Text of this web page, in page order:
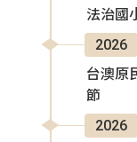
法治國
2026
台澳原
節
2026